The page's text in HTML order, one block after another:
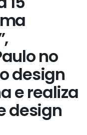
no
design
e realiza
design